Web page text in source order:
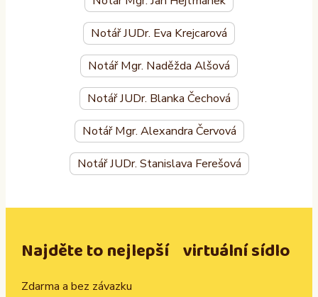
Notář JUDr. Eva Krejcarová
Notář Mgr. Naděžda Alšová
Notář JUDr. Blanka Čechová
Notář Mgr. Alexandra Červová
Notář JUDr. Stanislava Ferešová
Najděte to nejlepší virtuální sídlo
Zdarma a bez závazku